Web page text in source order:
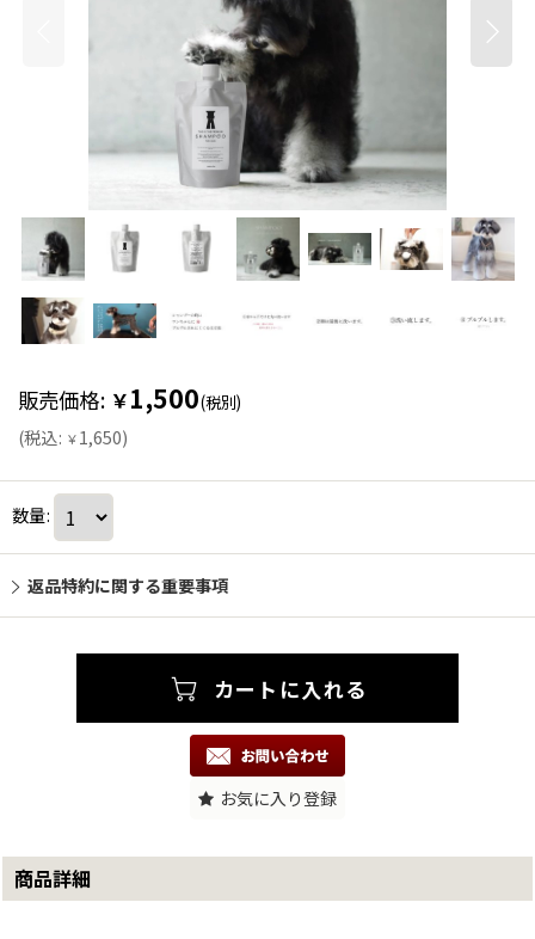
販売価格: ￥1,500(税別)
(税込: ￥1,650)
数量:
返品特約に関する重要事項
お気に入り登録
商品詳細